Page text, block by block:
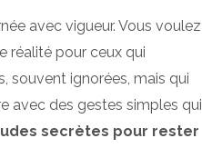
avec vigueur. Vous voulez
réalité pour ceux qui
souvent ignorées, mais qui
avec des gestes simples qui
secrètes pour rester